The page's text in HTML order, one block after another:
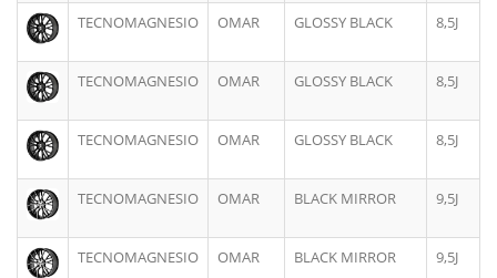
TECNOMAGNESIO OMAR GLOSSY BLACK 8,5J
TECNOMAGNESIO OMAR GLOSSY BLACK 8,5J
TECNOMAGNESIO OMAR GLOSSY BLACK 8,5J
TECNOMAGNESIO OMAR BLACK MIRROR 9,5J
TECNOMAGNESIO OMAR BLACK MIRROR 9,5J